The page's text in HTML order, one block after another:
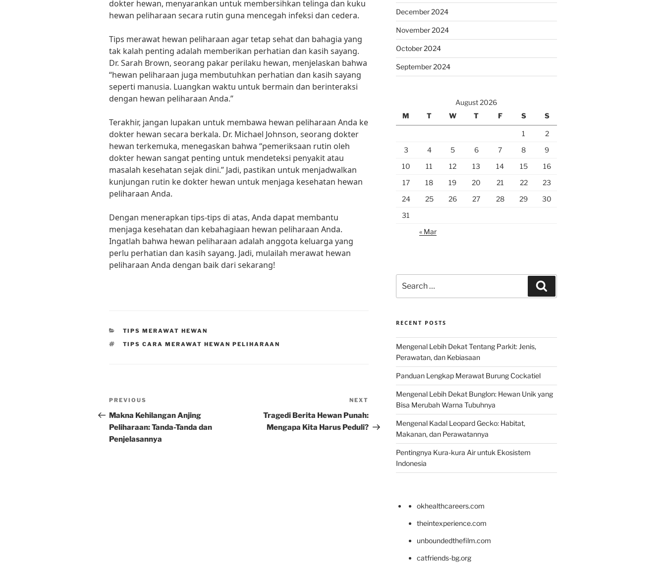
dokter hewan, menyarankan untuk membersihkan telinga dan kuku
hewan peliharaan secara rutin guna mencegah infeksi dan cedera.
Tips merawat hewan peliharaan agar tetap sehat dan bahagia yang
tak kalah penting adalah memberikan perhatian dan kasih sayang.
Dr. Sarah Brown, seorang pakar perilaku hewan, menjelaskan bahwa
“hewan peliharaan juga membutuhkan perhatian dan kasih sayang
seperti manusia. Luangkan waktu untuk bermain dan berinteraksi
dengan hewan peliharaan Anda.”
Terakhir, jangan lupakan untuk membawa hewan peliharaan Anda ke
dokter hewan secara berkala. Dr. Michael Johnson, seorang dokter
hewan terkemuka, menegaskan bahwa “pemeriksaan rutin oleh
dokter hewan sangat penting untuk mendeteksi penyakit atau
masalah kesehatan sejak dini.” Jadi, pastikan untuk menjadwalkan
kunjungan rutin ke dokter hewan untuk menjaga kesehatan hewan
peliharaan Anda.
Dengan menerapkan tips-tips di atas, Anda dapat membantu
menjaga kesehatan dan kebahagiaan hewan peliharaan Anda.
Ingatlah bahwa hewan peliharaan adalah anggota keluarga yang
perlu perhatian dan kasih sayang. Jadi, mulailah merawat hewan
peliharaan Anda dengan baik dari sekarang!
CATEGORIES
TIPS MERAWAT HEWAN
TAGS
TIPS CARA MERAWAT HEWAN PELIHARAAN
Post
navigation
Previous
Post
PREVIOUS
Makna Kehilangan Anjing
Peliharaan: Tanda-Tanda dan
Penjelasannya
Post
NEXT
Tragedi Berita Hewan Punah:
Mengapa Kita Harus Peduli?
December 2024
November 2024
October 2024
September 2024
August 2026
M
T W T F S S
1
2
3
4 5 6 7 8
9
10
11 12 13 14 15
16
17
18 19 20 21 22
23
24
25 26 27 28 29
30
31
« Mar
for:
RECENT POSTS
Mengenal Lebih Dekat Tentang Parkit: Jenis,
Perawatan, dan Kebiasaan
Panduan Lengkap Merawat Burung Cockatiel
Mengenal Lebih Dekat Bunglon: Hewan Unik yang
Bisa Merubah Warna Tubuhnya
Mengenal Kadal Leopard Gecko: Habitat,
Makanan, dan Perawatannya
Pentingnya Kura-kura Air untuk Ekosistem
Indonesia
okhealthcareers.com
theintexperience.com
unboundedthefilm.com
catfriends-bg.org